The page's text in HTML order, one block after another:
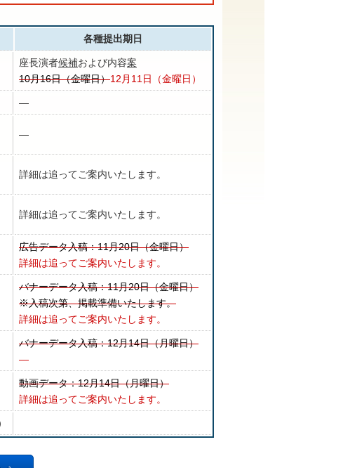
各種提出期日
座長演者候補および内容案
10月16日（金曜日）12月11日（金曜日）
―
―
詳細は追ってご案内いたします。
詳細は追ってご案内いたします。
広告データ入稿：11月20日（金曜日）
詳細は追ってご案内いたします。
バナーデータ入稿：11月20日（金曜日）
※入稿次第、掲載準備いたします。
詳細は追ってご案内いたします。
バナーデータ入稿：12月14日（月曜日）
―
動画データ：12月14日（月曜日）
詳細は追ってご案内いたします。